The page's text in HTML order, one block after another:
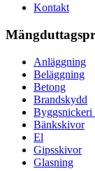
Kontakt
Anläggning
Beläggning
Betong
Brandskydd
Byggsnickeri
Bänkskivor
El
Gipsskivor
Glasning